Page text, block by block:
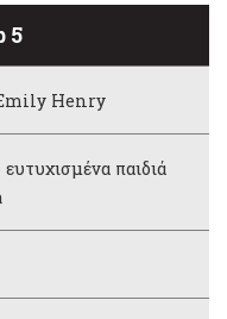
5
Henry
παιδιά